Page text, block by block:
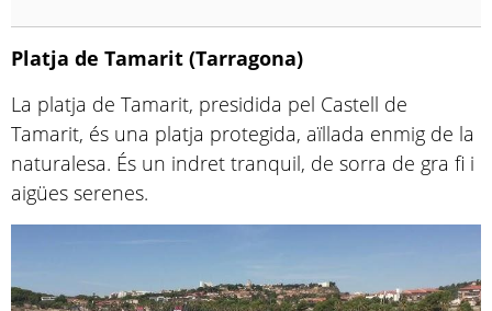
Platja de Tamarit (Tarragona)
La platja de Tamarit, presidida pel Castell de
Tamarit, és una platja protegida, aïllada enmig de la
naturalesa. És un indret tranquil, de sorra de gra fi i
aigües serenes.